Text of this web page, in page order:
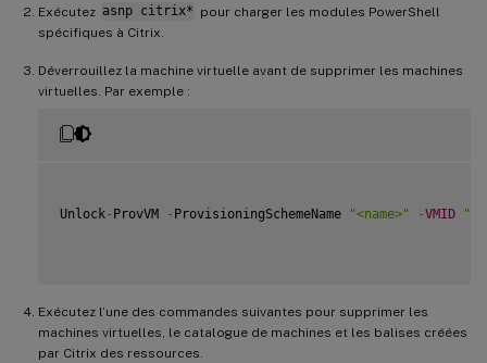
Exécutez asnp citrix* pour charger les modules PowerShell
spécifiques à Citrix.
Déverrouillez la machine virtuelle avant de supprimer les machines
virtuelles. Par exemple :
Unlock- ProvVM - ProvisioningSchemeName "<name>" -VMID
Exécutez l’une des commandes suivantes pour supprimer les
machines virtuelles, le catalogue de machines et les balises créées
par Citrix des ressources.